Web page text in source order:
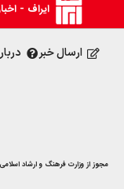
ایراف -
ارسال خبر
مجوز از وزارت فرهنگ و ارشاد اسلامی